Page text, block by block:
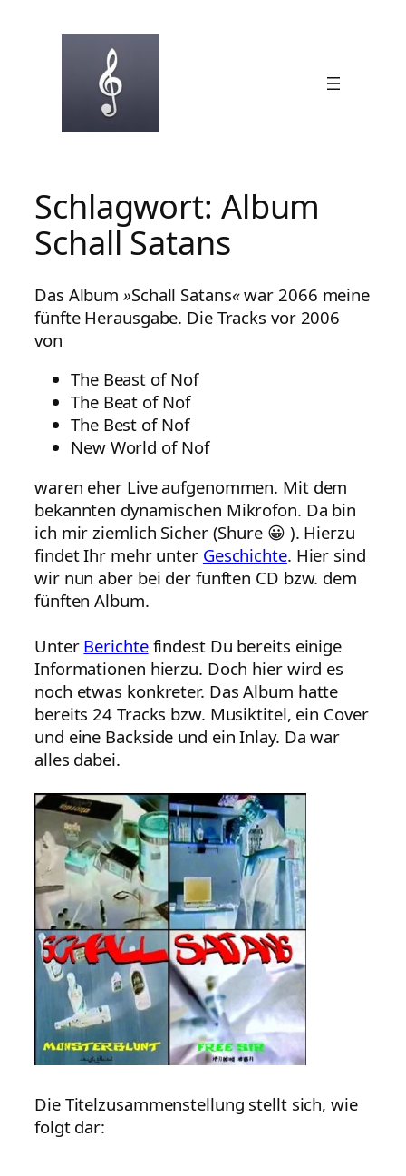
Schlagwort: Album
Schall Satans
Das Album »Schall Satans«war 2066 meine
fünfte Herausgabe. Die Tracks vor 2006
von
The Beast of Nof
The Beat of Nof
The Best of Nof
New World of Nof
waren eher Live aufgenommen. Mit dem
bekannten dynamischen Mikrofon. Da bin
ich mir ziemlich Sicher (Shure 😀 ). Hierzu
findet Ihr mehr unter Geschichte. Hier sind
wir nun aber bei der fünften CD bzw. dem
fünften Album.
Unter Berichtefindest Du bereits einige
Informationen hierzu. Doch hier wird es
noch etwas konkreter. Das Album hatte
bereits 24 Tracks bzw. Musiktitel, ein Cover
und eine Backside und ein Inlay. Da war
alles dabei.
Die Titelzusammenstellung stellt sich, wie
folgt dar: